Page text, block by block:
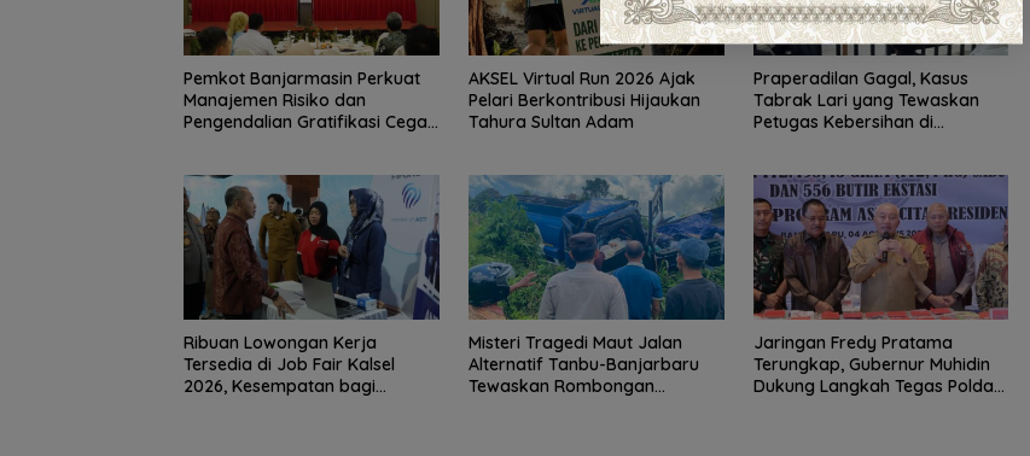
Pemkot Banjarmasin Perkuat
Manajemen Risiko dan
Pengendalian Gratifikasi Cegah
AKSEL Virtual Run 2026 Ajak
Pelari Berkontribusi Hijaukan
Tahura Sultan Adam
Praperadilan Gagal, Kasus
Tabrak Lari yang Tewaskan
Petugas Kebersihan di
Ribuan Lowongan Kerja
Tersedia di Job Fair Kalsel
2026, Kesempatan bagi
Misteri Tragedi Maut Jalan
Alternatif Tanbu-Banjarbaru
Tewaskan Rombongan
Jaringan Fredy Pratama
Terungkap, Gubernur Muhidin
Dukung Langkah Tegas Polda